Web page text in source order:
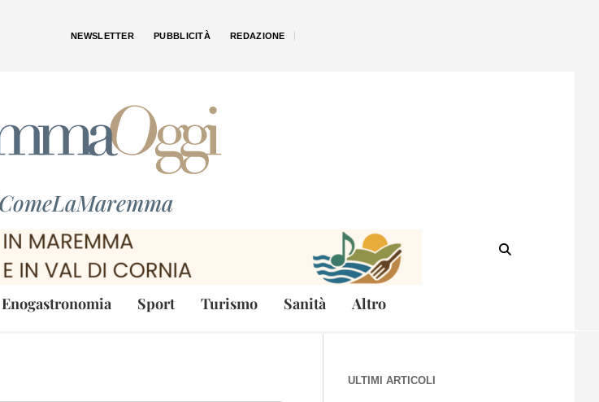
NEWSLETTER PUBBLICITÀ REDAZIONE
Enogastronomia Sport Turismo Sanità Altro
ULTIMI ARTICOLI